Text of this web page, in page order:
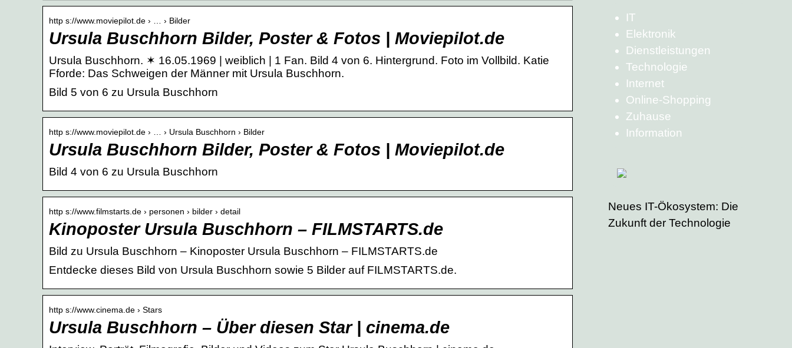
http s://www.moviepilot.de › … › Bilder
Ursula Buschhorn Bilder, Poster & Fotos | Moviepilot.de
Ursula Buschhorn. ✶ 16.05.1969 | weiblich | 1 Fan. Bild 4 von 6. Hintergrund. Foto im Vollbild. Katie
Fforde: Das Schweigen der Männer mit Ursula Buschhorn.
Bild 5 von 6 zu Ursula Buschhorn
http s://www.moviepilot.de › … › Ursula Buschhorn › Bilder
Ursula Buschhorn Bilder, Poster & Fotos | Moviepilot.de
Bild 4 von 6 zu Ursula Buschhorn
http s://www.filmstarts.de › personen › bilder › detail
Kinoposter Ursula Buschhorn – FILMSTARTS.de
Bild zu Ursula Buschhorn – Kinoposter Ursula Buschhorn – FILMSTARTS.de
Entdecke dieses Bild von Ursula Buschhorn sowie 5 Bilder auf FILMSTARTS.de.
http s://www.cinema.de › Stars
Ursula Buschhorn – Über diesen Star | cinema.de
IT
Elektronik
Dienstleistungen
Technologie
Internet
Online-Shopping
Zuhause
Information
Neues IT-Ökosystem: Die
Zukunft der Technologie